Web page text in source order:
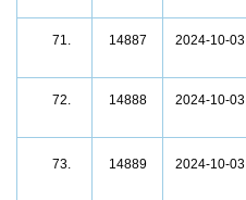
71. 14887 2024-10-03
72. 14888 2024-10-03
73. 14889 2024-10-03